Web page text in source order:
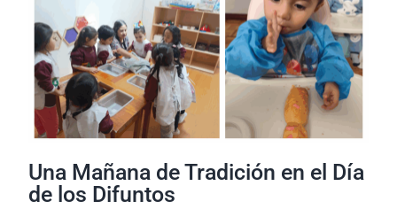
Una Mañana de Tradición en el Día
de los Difuntos